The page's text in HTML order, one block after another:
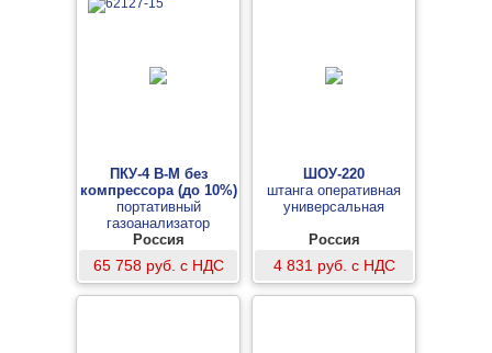
ПКУ-4 В-М без
компрессора (до 10%)
портативный
газоанализатор
диоксида углерода
Россия
65 758 руб. с НДС
ШОУ-220
штанга оперативная
универсальная
Россия
4 831 руб. с НДС